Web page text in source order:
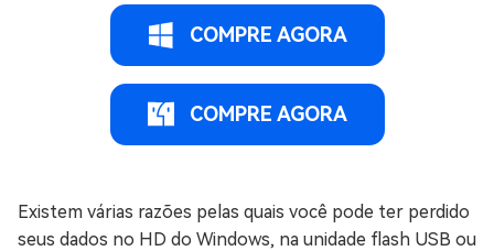
COMPRE AGORA
COMPRE AGORA
Existem várias razões pelas quais você pode ter perdido
seus dados no HD do Windows, na unidade flash USB ou